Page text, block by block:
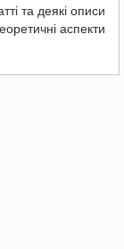
та деякі описи
аспекти